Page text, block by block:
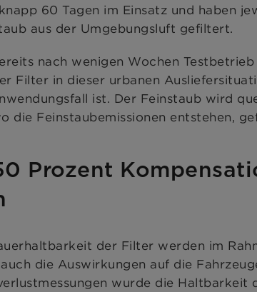
60 Tagen im Einsatz und haben
aus der Umgebungsluft gefiltert.
nach wenigen Wochen
Filter in dieser urbanen
ist. Der Feinstaub wird
die Feinstaubemissionen entstehen,
Prozent
der Filter werden im
die Auswirkungen auf die
wurde die Haltbarkeit